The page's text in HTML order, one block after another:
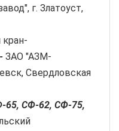
г. Златоуст,
ЗАО "АЗМ-
Свердловская
65, СФ-62, СФ-75,